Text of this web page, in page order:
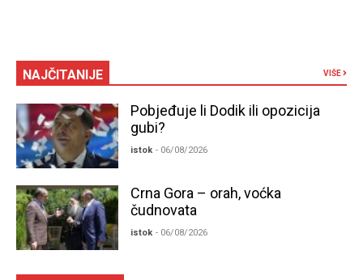
NAJČITANIJE VIŠE
Pobjeđuje li Dodik ili opozicija
gubi?
istok - 06/08/2026
Crna Gora – orah, voćka
čudnovata
istok - 06/08/2026